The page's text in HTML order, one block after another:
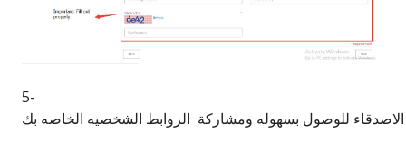
5-
للوصول بسهوله ومشاركة الروابط الشخصيه الخاصه بك